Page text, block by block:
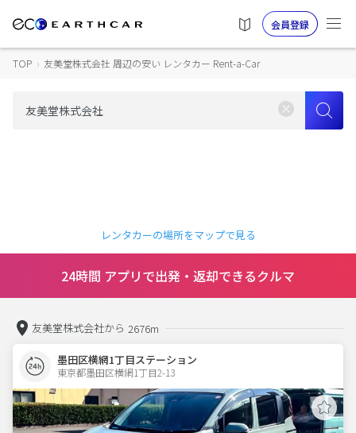
会員登録
TOP › 友美堂株式会社 周辺の安い レンタカー Rent-a-Car
レンタカーの場所をマップで見る
24時間 アプリで出発・返却できるクルマ
友美堂株式会社から 2676m
墨田区横網1丁目ステーション
東京都墨田区横網1丁目2-13